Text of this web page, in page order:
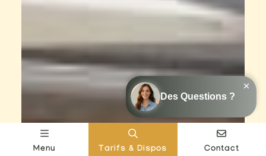
Menu Tarifs & Dispos Contact